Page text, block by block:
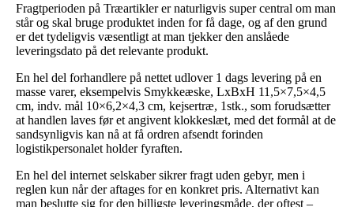
Fragtperioden på Træartikler er naturligvis super central om man
står og skal bruge produktet inden for få dage, og af den grund
er det tydeligvis væsentligt at man tjekker den anslåede
leveringsdato på det relevante produkt.
En hel del forhandlere på nettet udlover 1 dags levering på en
masse varer, eksempelvis Smykkeæske, LxBxH 11,5×7,5×4,5
cm, indv. mål 10×6,2×4,3 cm, kejsertræ, 1stk., som forudsætter
at handlen laves før et angivent klokkeslæt, med det formål at de
sandsynligvis kan nå at få ordren afsendt forinden
logistikpersonalet holder fyraften.
En hel del internet selskaber sikrer fragt uden gebyr, men i
reglen kun når der aftages for en konkret pris. Alternativt kan
man beslutte sig for den billigste leveringsmåde, der oftest –